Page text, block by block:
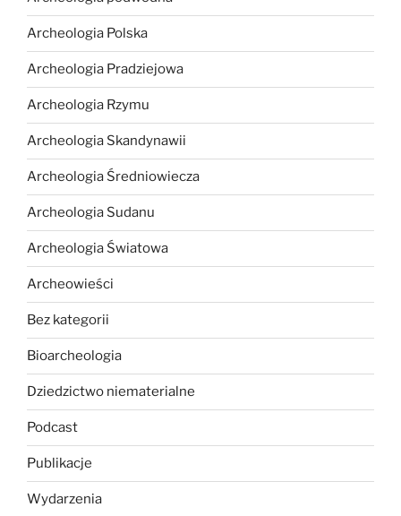
Archeologia Polska
Archeologia Pradziejowa
Archeologia Rzymu
Archeologia Skandynawii
Archeologia Średniowiecza
Archeologia Sudanu
Archeologia Światowa
Archeowieści
Bez kategorii
Bioarcheologia
Dziedzictwo niematerialne
Podcast
Publikacje
Wydarzenia